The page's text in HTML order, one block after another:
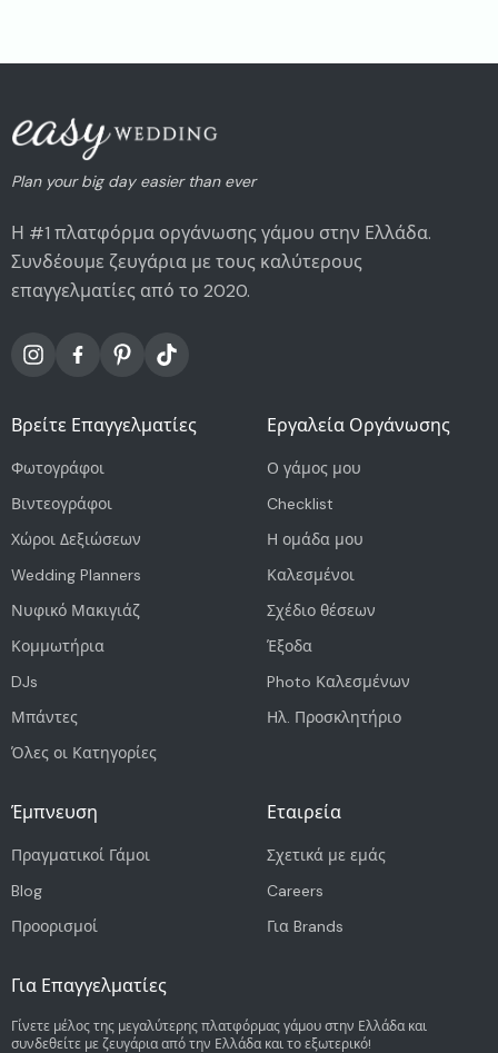
Plan your big day easier than ever
Η #1 πλατφόρμα οργάνωσης γάμου στην Ελλάδα.
Συνδέουμε ζευγάρια με τους καλύτερους
επαγγελματίες από το 2020.
Βρείτε Επαγγελματίες
Φωτογράφοι
Βιντεογράφοι
Χώροι Δεξιώσεων
Wedding Planners
Νυφικό Μακιγιάζ
Κομμωτήρια
DJs
Μπάντες
Όλες οι Κατηγορίες
Εργαλεία Οργάνωσης
Ο γάμος μου
Checklist
Η ομάδα μου
Καλεσμένοι
Σχέδιο θέσεων
Έξοδα
Photo Καλεσμένων
Ηλ. Προσκλητήριο
Έμπνευση
Πραγματικοί Γάμοι
Blog
Προορισμοί
Εταιρεία
Σχετικά με εμάς
Careers
Για Brands
Για Επαγγελματίες
Γίνετε μέλος της μεγαλύτερης πλατφόρμας γάμου στην Ελλάδα και
συνδεθείτε με ζευγάρια από την Ελλάδα και το εξωτερικό!